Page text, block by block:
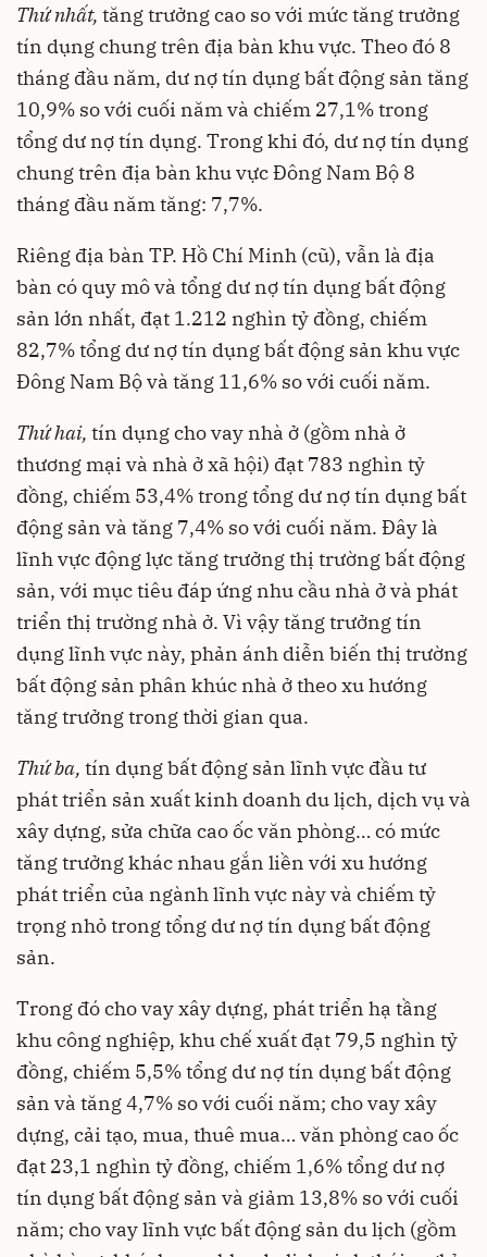
Thứ nhất, tăng trưởng cao so với mức tăng trưởng
tín dụng chung trên địa bàn khu vực. Theo đó 8
tháng đầu năm, dư nợ tín dụng bất động sản tăng
10,9% so với cuối năm và chiếm 27,1% trong
tổng dư nợ tín dụng. Trong khi đó, dư nợ tín dụng
chung trên địa bàn khu vực Đông Nam Bộ 8
tháng đầu năm tăng: 7,7%.
Riêng địa bàn TP. Hồ Chí Minh (cũ), vẫn là địa
bàn có quy mô và tổng dư nợ tín dụng bất động
sản lớn nhất, đạt 1.212 nghìn tỷ đồng, chiếm
82,7% tổng dư nợ tín dụng bất động sản khu vực
Đông Nam Bộ và tăng 11,6% so với cuối năm.
Thứ hai, tín dụng cho vay nhà ở (gồm nhà ở
thương mại và nhà ở xã hội) đạt 783 nghìn tỷ
đồng, chiếm 53,4% trong tổng dư nợ tín dụng bất
động sản và tăng 7,4% so với cuối năm. Đây là
lĩnh vực động lực tăng trưởng thị trường bất động
sản, với mục tiêu đáp ứng nhu cầu nhà ở và phát
triển thị trường nhà ở. Vì vậy tăng trưởng tín
dụng lĩnh vực này, phản ánh diễn biến thị trường
bất động sản phân khúc nhà ở theo xu hướng
tăng trưởng trong thời gian qua.
Thứ ba, tín dụng bất động sản lĩnh vực đầu tư
phát triển sản xuất kinh doanh du lịch, dịch vụ và
xây dựng, sửa chữa cao ốc văn phòng… có mức
tăng trưởng khác nhau gắn liền với xu hướng
phát triển của ngành lĩnh vực này và chiếm tỷ
trọng nhỏ trong tổng dư nợ tín dụng bất động
sản.
Trong đó cho vay xây dựng, phát triển hạ tầng
khu công nghiệp, khu chế xuất đạt 79,5 nghìn tỷ
đồng, chiếm 5,5% tổng dư nợ tín dụng bất động
sản và tăng 4,7% so với cuối năm; cho vay xây
dựng, cải tạo, mua, thuê mua… văn phòng cao ốc
đạt 23,1 nghìn tỷ đồng, chiếm 1,6% tổng dư nợ
tín dụng bất động sản và giảm 13,8% so với cuối
năm; cho vay lĩnh vực bất động sản du lịch (gồm